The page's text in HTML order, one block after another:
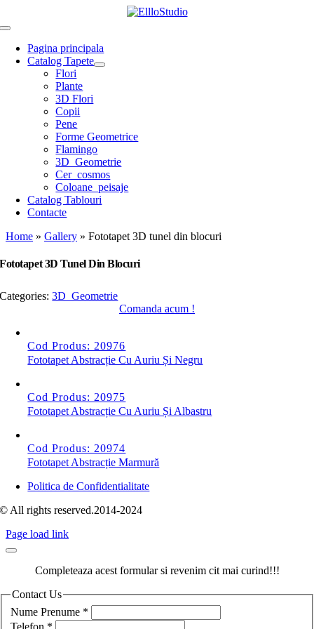
to
Toggle
NavigationPagina principala
Catalog Tapete
Flori
Plante
3D Flori
Copii
Pene
Forme Geometrice
Flamingo
3D_Geometrie
Cer_cosmos
Coloane_peisaje
Catalog Tablouri
Contacte
Home » Gallery » Fototapet 3D tunel din blocuri
Fototapet 3D Tunel Din Blocuri
Categories:3D_Geometrie
Comanda acum !
Cod Produs: 20976
Fototapet Abstracție Cu Auriu Și Negru
Cod Produs: 20975
Fototapet Abstracție Cu Auriu Și Albastru
Cod Produs: 20974
Fototapet Abstracție Marmură
Politica de Confidentialitate
© All rights reserved.2014-2024
Page load link
Completeaza acest formular si revenim cit mai curind!!!
Contact Us
Nume Prenume *
Telefon *